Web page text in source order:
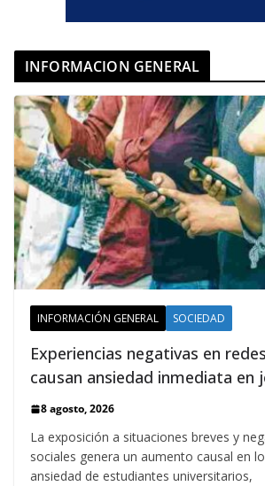
INFORMACION GENERAL
INFORMACIÓN GENERAL SOCIEDAD
Experiencias negativas en
causan ansiedad inmediata en
8 agosto, 2026
La exposición a situaciones breves y
sociales genera un aumento causal en
ansiedad de estudiantes universitarios,